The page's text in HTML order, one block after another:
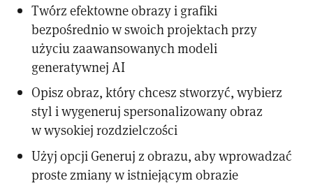
Twórz efektowne obrazy i grafiki
bezpośrednio w swoich projektach przy
użyciu zaawansowanych modeli
generatywnej AI
Opisz obraz, który chcesz stworzyć, wybierz
styl i wygeneruj spersonalizowany obraz
w wysokiej rozdzielczości
Użyj opcji Generuj z obrazu, aby wprowadzać
proste zmiany w istniejącym obrazie